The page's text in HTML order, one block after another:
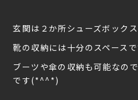
玄関は２か所シューズボック
靴の収納には十分のスペース
ブーツや傘の収納も可能なの
です(*^^*)